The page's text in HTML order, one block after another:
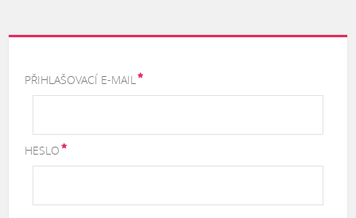
PŘIHLAŠOVACÍ E-MAIL
HESLO